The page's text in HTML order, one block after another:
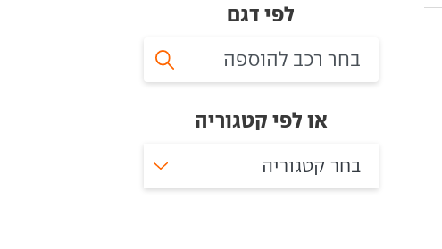
לפי דגם
או לפי קטגוריה
בחר קטגוריה